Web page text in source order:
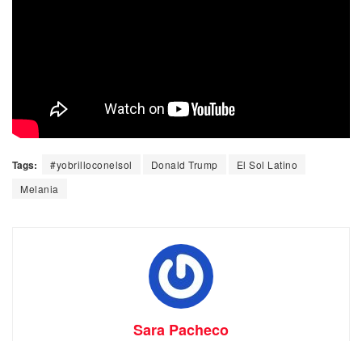
Tags: #yobrilloconelsol Donald Trump
El Sol Latino
Melania
Sara Pacheco